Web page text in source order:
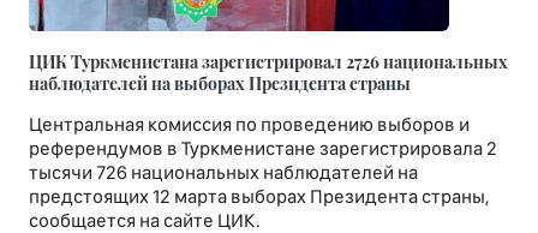
ЦИК Туркменистана зарегистрировал 2726 национальных
наблюдателей на выборах Президента страны
Центральная комиссия по проведению выборов и
референдумов в Туркменистане зарегистрировала 2
тысячи 726 национальных наблюдателей на
предстоящих 12 марта выборах Президента страны,
сообщается на сайте ЦИК.